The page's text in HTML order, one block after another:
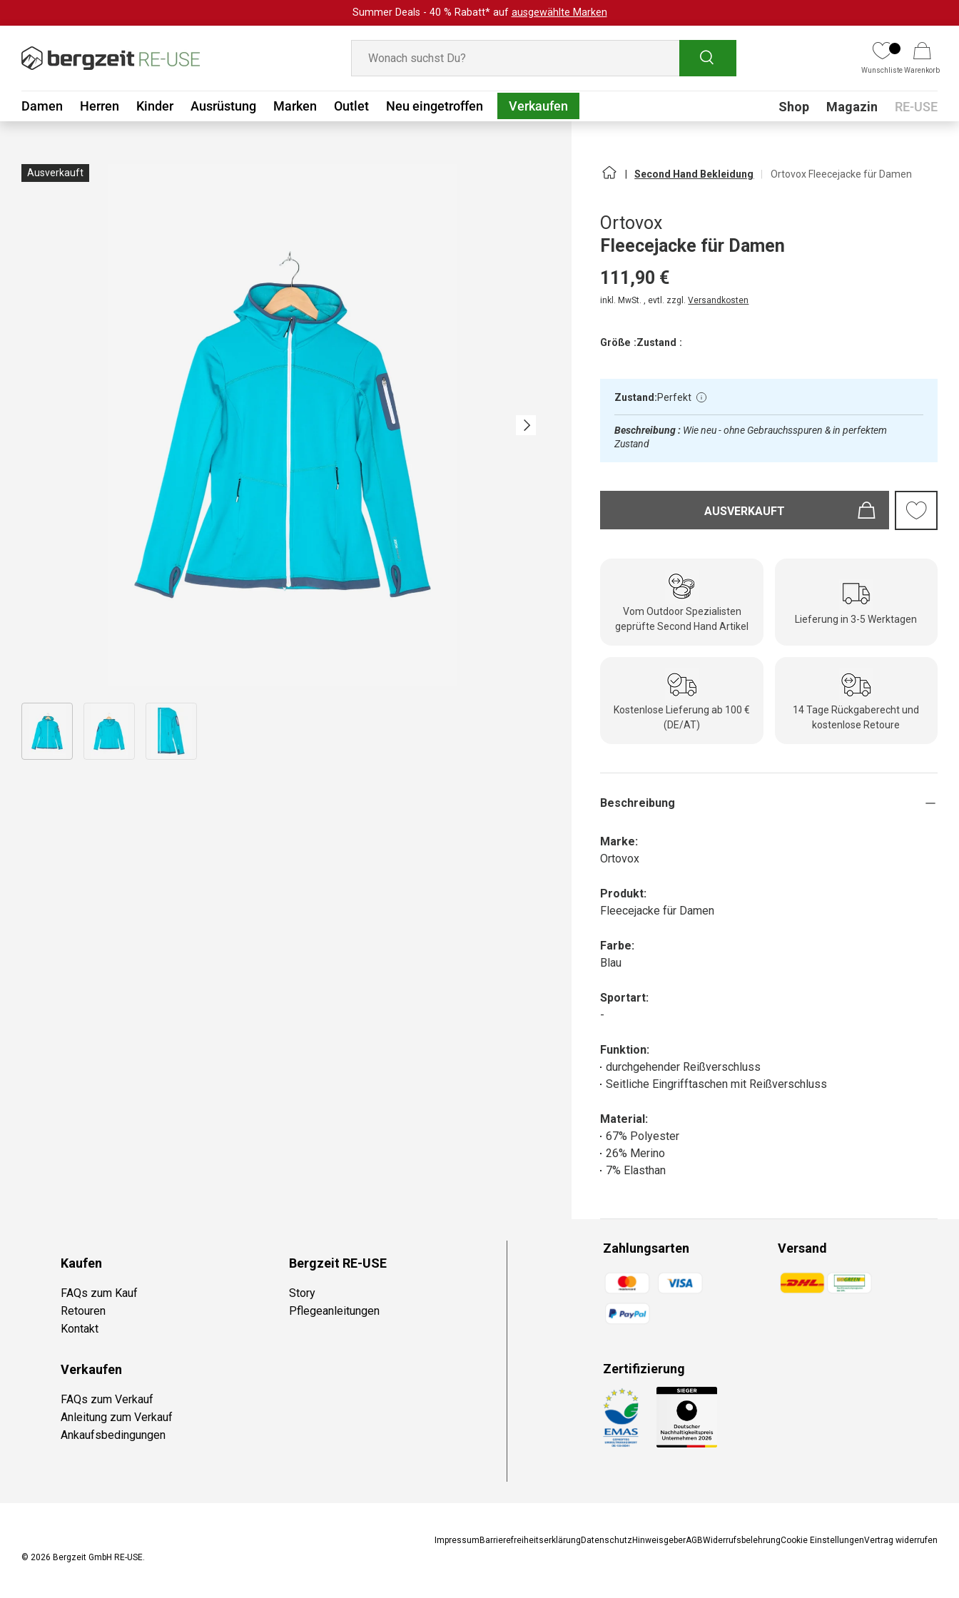
Summer Deals - 40 % Rabatt* auf ausgewählte Marken
Suchen
WunschlisteWarenkorb
Damen Herren Kinder Ausrüstung Marken Outlet Neu eingetroffen Verkaufen Submenu
Shop Magazin RE-USE
Ausverkauft
Nächste
Bild 1 in Galerieansicht laden
Second Hand Bekleidung Ortovox Fleecejacke für Damen
Ortovox
Fleecejacke für Damen
111,90 €
inkl. MwSt. , evtl. zzgl.Versandkosten
Größe :Zustand :
Zustand:Perfekt
Beschreibung : Wie neu - ohne Gebrauchsspuren & in perfektem
Zustand
AUSVERKAUFT
Vom Outdoor Spezialisten
geprüfte Second Hand Artikel
Lieferung in 3-5 Werktagen
Kostenlose Lieferung ab 100 €
(DE/AT)
14 Tage Rückgaberecht und
kostenlose Retoure
Beschreibung
Marke:
Ortovox
Produkt:
Fleecejacke für Damen
Farbe:
Blau
Sportart:
-
Funktion:
durchgehender Reißverschluss
Seitliche Eingrifftaschen mit Reißverschluss
Material:
67% Polyester
26% Merino
7% Elasthan
Kaufen
FAQs zum Kauf
Retouren
Kontakt
Bergzeit RE-USE
Story
Pflegeanleitungen
Verkaufen
FAQs zum Verkauf
Anleitung zum Verkauf
Ankaufsbedingungen
Zahlungsarten
Zahlungsmethoden
Versand
Zahlungsmethoden
Zertifizierung
Zahlungsmethoden
Impressum Barrierefreiheitserklärung DatenschutzHinweisgeberAGBWiderrufsbelehrungCookie EinstellungenVertrag widerrufen
© 2026 Bergzeit GmbH RE-USE.